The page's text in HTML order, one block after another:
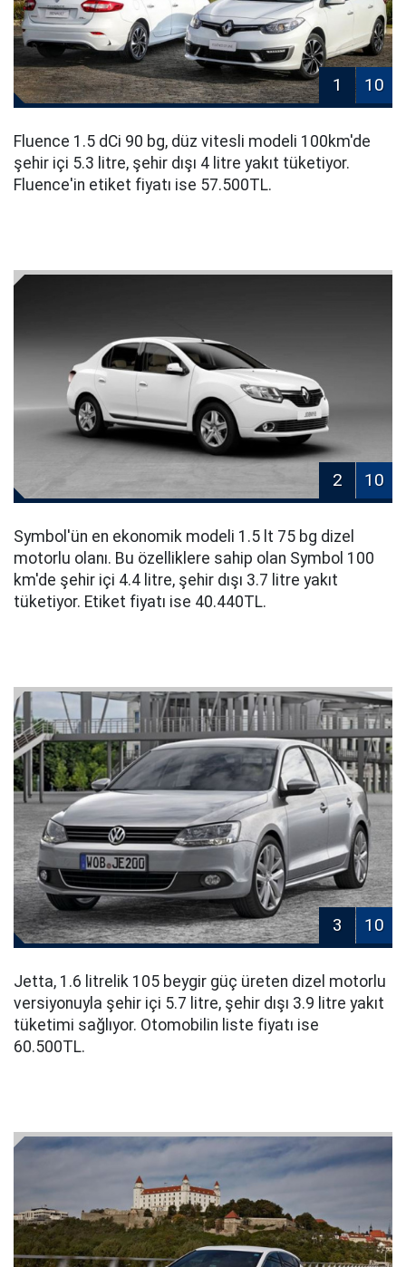
1 10
Fluence 1.5 dCi 90 bg, düz vitesli modeli 100km'de
şehir içi 5.3 litre, şehir dışı 4 litre yakıt tüketiyor.
Fluence'in etiket fiyatı ise 57.500TL.
2 10
Symbol'ün en ekonomik modeli 1.5 lt 75 bg dizel
motorlu olanı. Bu özelliklere sahip olan Symbol 100
km'de şehir içi 4.4 litre, şehir dışı 3.7 litre yakıt
tüketiyor. Etiket fiyatı ise 40.440TL.
3 10
Jetta, 1.6 litrelik 105 beygir güç üreten dizel motorlu
versiyonuyla şehir içi 5.7 litre, şehir dışı 3.9 litre yakıt
tüketimi sağlıyor. Otomobilin liste fiyatı ise
60.500TL.